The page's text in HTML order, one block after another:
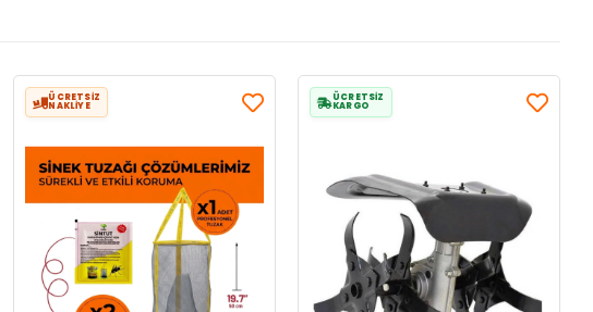
ÜCRETSİZ
NAKLİYE
ÜCRETSİZ
KARGO